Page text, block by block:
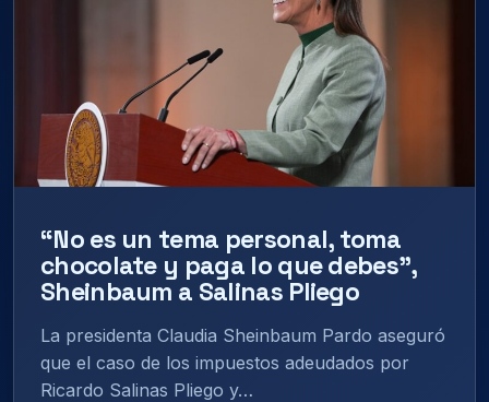
“No es un tema personal, toma
chocolate y paga lo que debes”,
Sheinbaum a Salinas Pliego
La presidenta Claudia Sheinbaum Pardo aseguró
que el caso de los impuestos adeudados por
Ricardo Salinas Pliego y…